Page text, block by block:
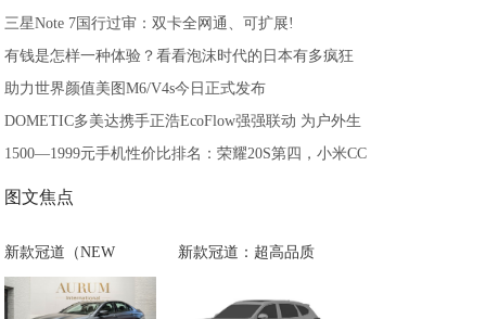
三星Note 7国行过审：双卡全网通、可扩展!
有钱是怎样一种体验？看看泡沫时代的日本有多疯狂
助力世界颜值美图M6/V4s今日正式发布
DOMETIC多美达携手正浩EcoFlow强强联动 为户外生
1500—1999元手机性价比排名：荣耀20S第四，小米CC
图文焦点
新款冠道（NEW 新款冠道：超高品质